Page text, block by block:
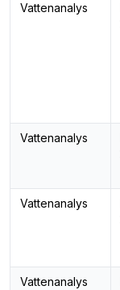
Vattenanalys
Vattenanalys
Vattenanalys
Vattenanalys